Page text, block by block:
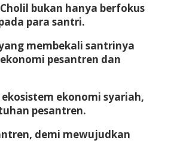
bukan hanya berfokus
para santri.
membekali santrinya
pesantren dan
ekonomi syariah,
pesantren.
demi mewujudkan